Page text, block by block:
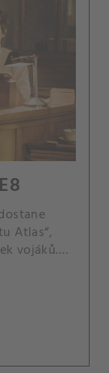
Atlas“,
vojáků.
jejího